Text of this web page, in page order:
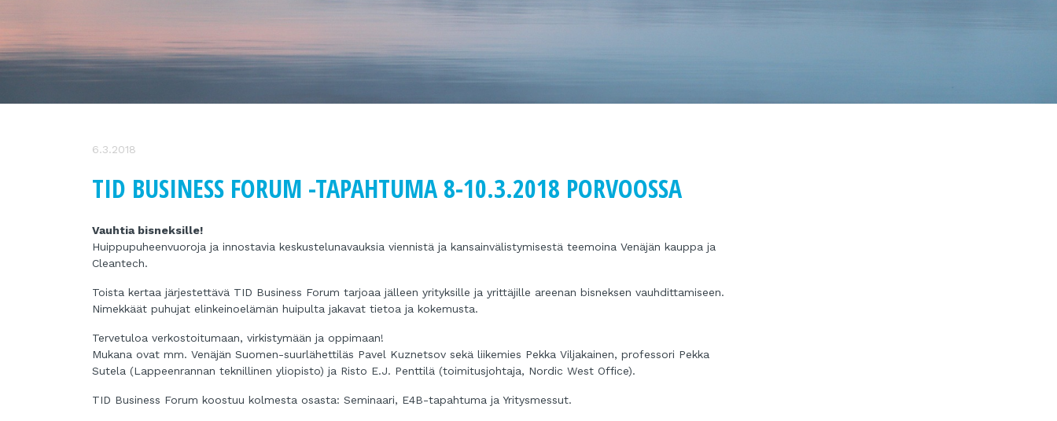
6.3.2018
TID BUSINESS FORUM -TAPAHTUMA 8-10.3.2018 PORVOOSSA
Vauhtia bisneksille!
Huippupuheenvuoroja ja innostavia keskustelunavauksia viennistä ja kansainvälistymisestä teemoina Venäjän kauppa ja
Cleantech.
Toista kertaa järjestettävä TID Business Forum tarjoaa jälleen yrityksille ja yrittäjille areenan bisneksen vauhdittamiseen.
Nimekkäät puhujat elinkeinoelämän huipulta jakavat tietoa ja kokemusta.
Tervetuloa verkostoitumaan, virkistymään ja oppimaan!
Mukana ovat mm. Venäjän Suomen-suurlähettiläs Pavel Kuznetsov sekä liikemies Pekka Viljakainen, professori Pekka
Sutela (Lappeenrannan teknillinen yliopisto) ja Risto E.J. Penttilä (toimitusjohtaja, Nordic West Office).
TID Business Forum koostuu kolmesta osasta: Seminaari, E4B-tapahtuma ja Yritysmessut.